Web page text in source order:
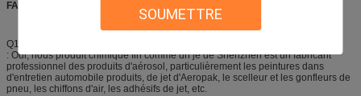
SOUMETTRE
FAQ
Q1. Êtes-vous fabricant ?
: Oui, nous produit chimique fin comme un je de Shenzhen est un fabricant
professionnel des produits d'aérosol, particulièrement les peintures dans
d'entretien automobile produits, de jet d'Aeropak, le scelleur et les gonfleurs de
pneu, les chiffons d'air, les adhésifs de jet, etc.